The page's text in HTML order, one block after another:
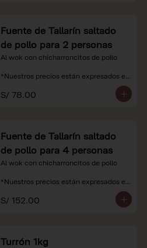
Fuente de Tallarín saltado
de pollo para 2 personas
Al wok con chicharroncitos de pollo
*Nuestros precios están expresados en
recargo al consumo.
S/ 78.00
Fuente de Tallarín saltado
de pollo para 4 personas
Al wok con chicharroncitos de pollo
*Nuestros precios están expresados en
recargo al consumo.
S/ 152.00
Turrón 1kg